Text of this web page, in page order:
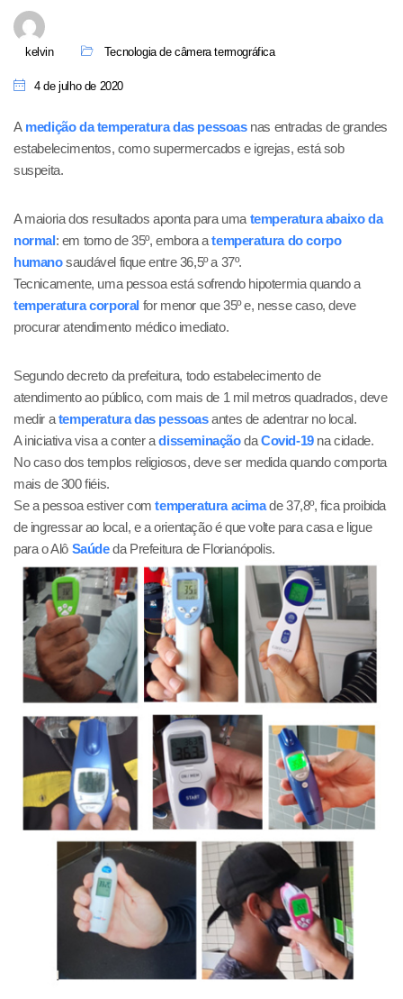
kelvin Tecnologia de câmera termográfica
4 de julho de 2020
A medição da temperatura das pessoasnas entradas de grandes
estabelecimentos, como supermercados e igrejas, está sob
suspeita.
A maioria dos resultados aponta para uma temperatura abaixo da
normal: em torno de 35º, embora a temperatura do corpo
humanosaudável fique entre 36,5º a 37º.
Tecnicamente, uma pessoa está sofrendo hipotermia quando a
temperatura corporal for menor que 35º e, nesse caso, deve
procurar atendimento médico imediato.
Segundo decreto da prefeitura, todo estabelecimento de
atendimento ao público, com mais de 1 mil metros quadrados, deve
medir atemperatura das pessoasantes de adentrar no local.
A iniciativa visa a conter adisseminaçãodaCovid-19na cidade.
No caso dos templos religiosos, deve ser medida quando comporta
mais de 300 fiéis.
Se a pessoa estiver com temperatura acimade 37,8º, fica proibida
de ingressar ao local, e a orientação é que volte para casa e ligue
para o Alô Saúdeda Prefeitura de Florianópolis.